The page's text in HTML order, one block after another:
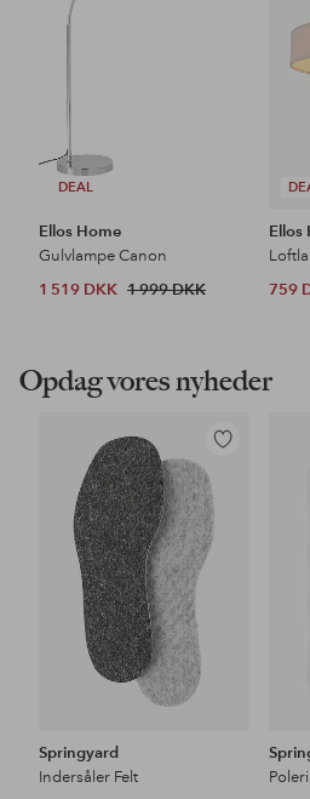
DEAL
Ellos Home
Gulvlampe Canon
1 519 DKK 1 999 DKK
Ellos
759
Opdag vores nyheder
Tilføj
til
favoritter
Springyard
Indersåler Felt